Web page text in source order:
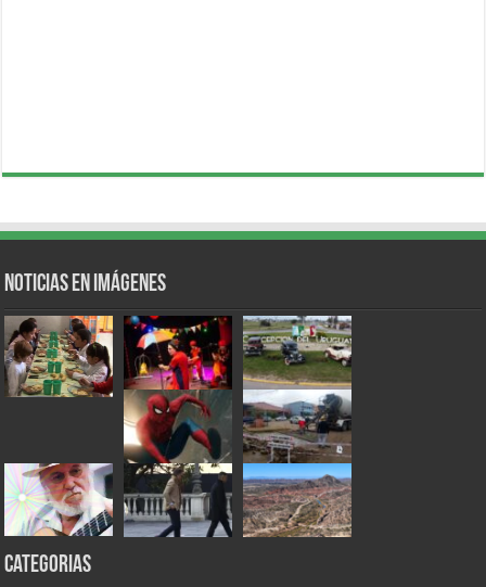
Noticias en Imágenes
Categorias